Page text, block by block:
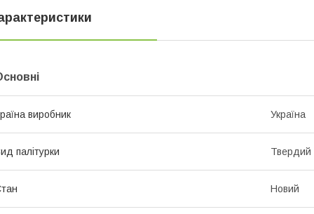
виробник Україна
палітурки Твердий
Новий